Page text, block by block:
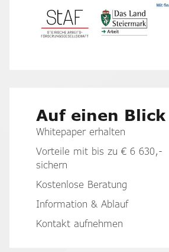
Auf einen Blick
Whitepaper erhalten
Vorteile mit bis zu € 6 630,-
sichern
Kostenlose Beratung
Information & Ablauf
Kontakt aufnehmen